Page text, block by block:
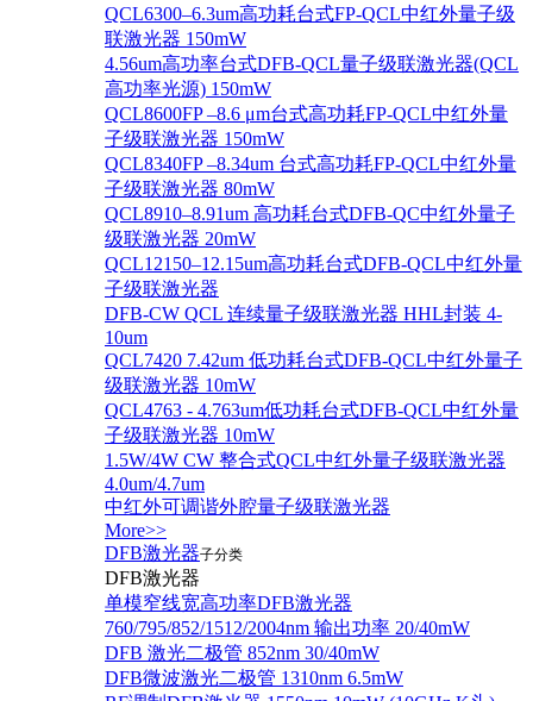
QCL6300–6.3um高功耗台式FP-QCL中红外量子级
联激光器 150mW
4.56um高功率台式DFB-QCL量子级联激光器(QCL
高功率光源) 150mW
QCL8600FP –8.6 μm台式高功耗FP-QCL中红外量
子级联激光器 150mW
QCL8340FP –8.34um 台式高功耗FP-QCL中红外量
子级联激光器 80mW
QCL8910–8.91um 高功耗台式DFB-QC中红外量子
级联激光器 20mW
QCL12150–12.15um高功耗台式DFB-QCL中红外量
子级联激光器
DFB-CW QCL 连续量子级联激光器 HHL封装 4-
10um
QCL7420 7.42um 低功耗台式DFB-QCL中红外量子
级联激光器 10mW
QCL4763 - 4.763um低功耗台式DFB-QCL中红外量
子级联激光器 10mW
1.5W/4W CW 整合式QCL中红外量子级联激光器
4.0um/4.7um
中红外可调谐外腔量子级联激光器
More>>
DFB激光器子分类
DFB激光器
单模窄线宽高功率DFB激光器
760/795/852/1512/2004nm 输出功率 20/40mW
DFB 激光二极管 852nm 30/40mW
DFB微波激光二极管 1310nm 6.5mW